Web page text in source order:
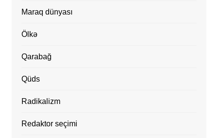
Maraq dünyası
Ölkə
Qarabağ
Qüds
Radikalizm
Redaktor seçimi